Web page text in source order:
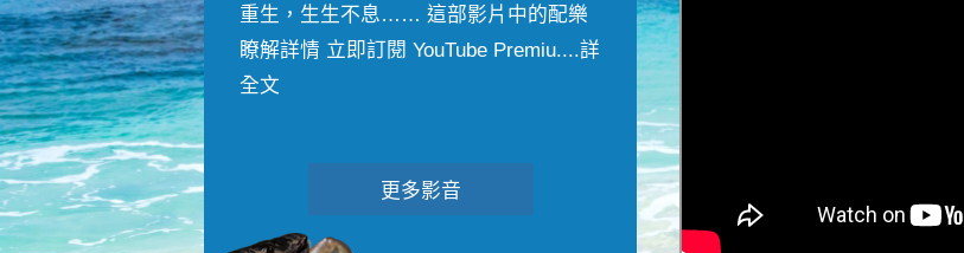
重生，生生不息…… 這部影片中的配樂
瞭解詳情 立即訂閱 YouTube Premiu....詳
全文
更多影音